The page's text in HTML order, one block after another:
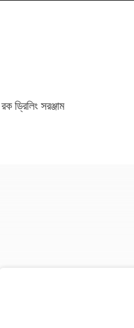
রক ড্রিলিং সরঞ্জাম